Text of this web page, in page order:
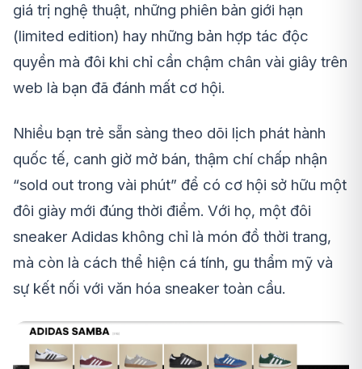
giá trị nghệ thuật, những phiên bản giới hạn
(limited edition) hay những bản hợp tác độc
quyền mà đôi khi chỉ cần chậm chân vài giây trên
web là bạn đã đánh mất cơ hội.
Nhiều bạn trẻ sẵn sàng theo dõi lịch phát hành
quốc tế, canh giờ mở bán, thậm chí chấp nhận
“sold out trong vài phút” để có cơ hội sở hữu một
đôi giày mới đúng thời điểm. Với họ, một đôi
sneaker Adidas không chỉ là món đồ thời trang,
mà còn là cách thể hiện cá tính, gu thẩm mỹ và
sự kết nối với văn hóa sneaker toàn cầu.